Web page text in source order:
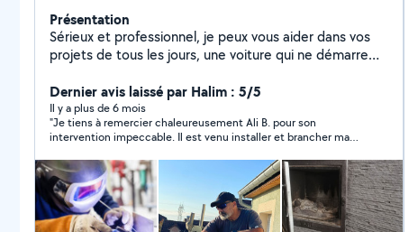
Présentation
Sérieux et professionnel, je peux vous aider dans vos
projets de tous les jours, une voiture qui ne démarre
panneaux solaires à fixer ou des petits travaux de tous
les jours. Je suis la personne qu'il vous faut. Vous
pouvez me contacter.
Dernier avis laissé par Halim : 5/5
Il y a plus de 6 mois
"Je tiens à remercier chaleureusement Ali B. pour son
intervention impeccable. Il est venu installer et brancher ma
a été fait avec sérieux, rapidité et sécurité, et il a pris le temps
de m’expliquer le fonctionnement et les précautions à prendre.
Son savoir-faire et sa ponctualité sont vraiment remarquables.
Je recommande vivement cet artisan à tous ceux qui
cherchent quelqu’un de compétent, fiable et agréable !"